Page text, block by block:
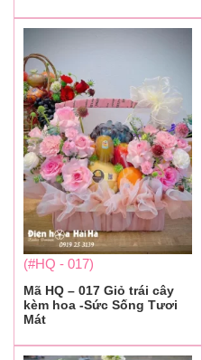
(#HQ - 017)
Mã HQ – 017 Giỏ trái cây
kèm hoa -Sức Sống Tươi
Mát